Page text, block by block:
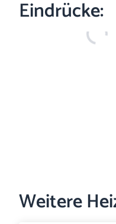
Eindrücke:
Weitere